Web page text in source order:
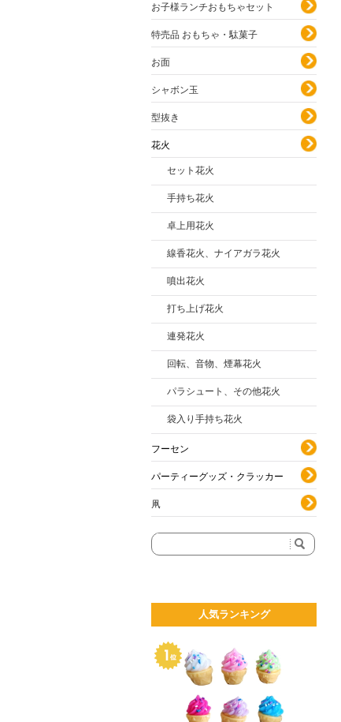
お子様ランチおもちゃセット
特売品 おもちゃ・駄菓子
お面
シャボン玉
型抜き
花火
セット花火
手持ち花火
卓上用花火
線香花火、ナイアガラ花火
噴出花火
打ち上げ花火
連発花火
回転、音物、煙幕花火
パラシュート、その他花火
袋入り手持ち花火
フーセン
パーティーグッズ・クラッカー
凧
人気ランキング